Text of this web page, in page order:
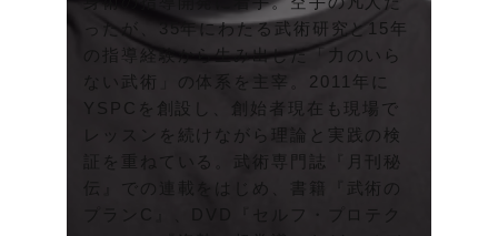
ったが、35年にわたる武術研究と15年
の指導経験から生み出した「力のいら
ない武術」の体系を主宰。2011年に
YSPCを創設し、創始者現在も現場で
レッスンを続けながら理論と実践の検
証を重ねている。武術専門誌『月刊秘
伝』での連載をはじめ、書籍『武術の
プランC』、DVD『セルフ・プロテク